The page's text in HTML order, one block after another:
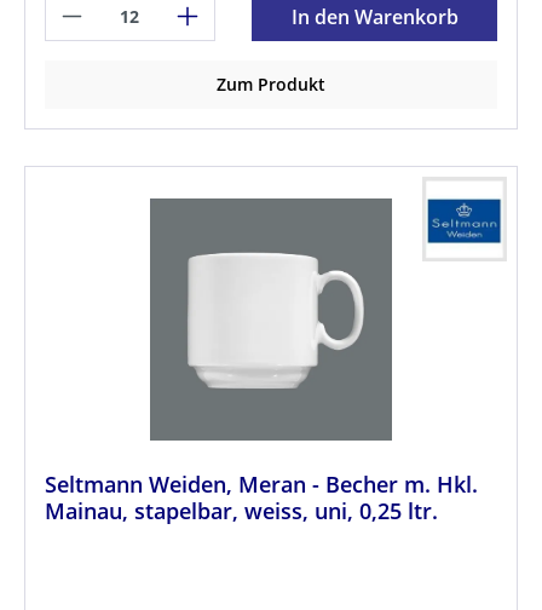
In den Warenkorb
Zum Produkt
Seltmann Weiden, Meran - Becher m. Hkl.
Mainau, stapelbar, weiss, uni, 0,25 ltr.